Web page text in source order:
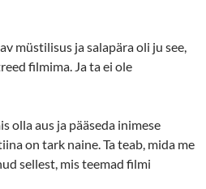
müstilisus ja salapära oli ju see,
filmima. Ja ta ei ole
olla aus ja pääseda inimese
on tark naine. Ta teab, mida me
sellest, mis teemad filmi